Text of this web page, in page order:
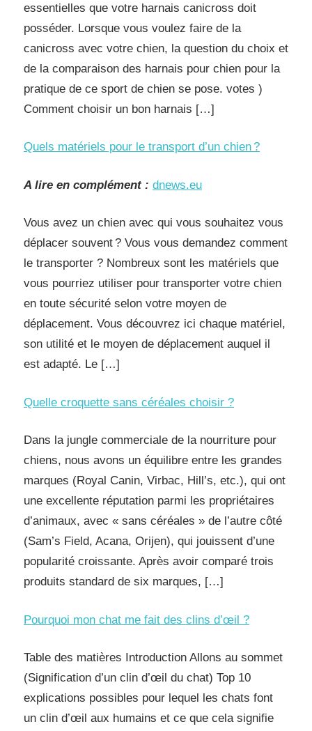
essentielles que votre harnais canicross doit
posséder. Lorsque vous voulez faire de la
canicross avec votre chien, la question du choix et
de la comparaison des harnais pour chien pour la
pratique de ce sport de chien se pose. votes )
Comment choisir un bon harnais […]
Quels matériels pour le transport d’un chien ?
A lire en complément : dnews.eu
Vous avez un chien avec qui vous souhaitez vous
déplacer souvent ? Vous vous demandez comment
le transporter ? Nombreux sont les matériels que
vous pourriez utiliser pour transporter votre chien
en toute sécurité selon votre moyen de
déplacement. Vous découvrez ici chaque matériel,
son utilité et le moyen de déplacement auquel il
est adapté. Le […]
Quelle croquette sans céréales choisir ?
Dans la jungle commerciale de la nourriture pour
chiens, nous avons un équilibre entre les grandes
marques (Royal Canin, Virbac, Hill’s, etc.), qui ont
une excellente réputation parmi les propriétaires
d’animaux, avec « sans céréales » de l’autre côté
(Sam’s Field, Acana, Orijen), qui jouissent d’une
popularité croissante. Après avoir comparé trois
produits standard de six marques, […]
Pourquoi mon chat me fait des clins d’œil ?
Table des matières Introduction Allons au sommet
(Signification d’un clin d’œil du chat) Top 10
explications possibles pour lequel les chats font
un clin d’œil aux humains et ce que cela signifie